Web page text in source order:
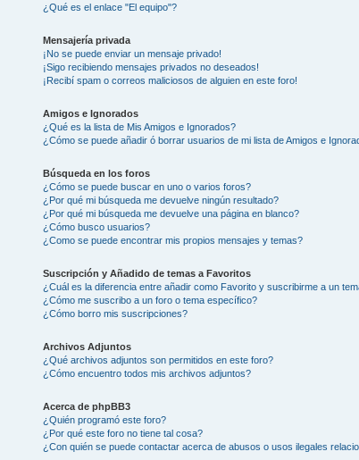
¿Qué es el enlace "El equipo"?
Mensajería privada
¡No se puede enviar un mensaje privado!
¡Sigo recibiendo mensajes privados no deseados!
¡Recibí spam o correos maliciosos de alguien en este foro!
Amigos e Ignorados
¿Qué es la lista de Mis Amigos e Ignorados?
¿Cómo se puede añadir ó borrar usuarios de mi lista de Amigos e
Búsqueda en los foros
¿Cómo se puede buscar en uno o varios foros?
¿Por qué mi búsqueda me devuelve ningún resultado?
¿Por qué mi búsqueda me devuelve una página en blanco?
¿Cómo busco usuarios?
¿Como se puede encontrar mis propios mensajes y temas?
Suscripción y Añadido de temas a Favoritos
¿Cuál es la diferencia entre añadir como Favorito y suscribirme a un
¿Cómo me suscribo a un foro o tema específico?
¿Cómo borro mis suscripciones?
Archivos Adjuntos
¿Qué archivos adjuntos son permitidos en este foro?
¿Cómo encuentro todos mis archivos adjuntos?
Acerca de phpBB3
¿Quién programó este foro?
¿Por qué este foro no tiene tal cosa?
¿Con quién se puede contactar acerca de abusos o usos ilegales